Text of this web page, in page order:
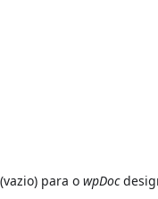
para owpDoc